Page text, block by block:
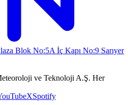
Blok No:5A İç Kapı No:9 Sarıyer
ve Teknoloji A.Ş. Her
XSpotify